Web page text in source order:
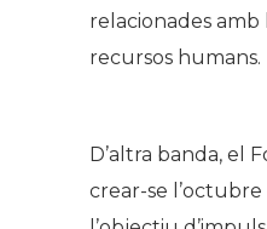
relacionades amb
recursos humans.
D’altra banda, el
crear-se